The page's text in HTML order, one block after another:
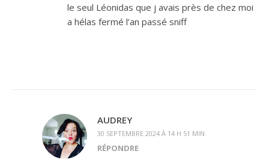
le seul Léonidas que j avais près de chez moi
a hélas fermé l’an passé sniff
AUDREY
30 SEPTEMBRE 2024 À 14 H 51 MIN
RÉPONDRE